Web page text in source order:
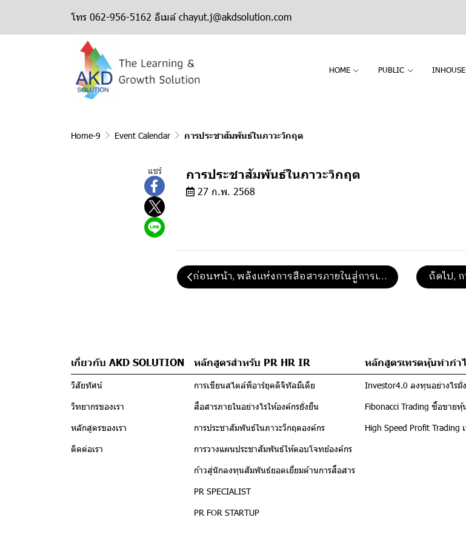
โทร 062-956-5162 อีเมล์ chayut.j@akdsolution.com
HOME PUBLIC INHOUSE
Home-9 Event Calendar การประชาสัมพันธ์ในภาวะวิกฤต
แชร์ การประชาสัมพันธ์ในภาวะวิกฤต
27 ก.พ. 2568
ก่อนหน้า, พลังแห่งการสื่อสารภายในสู่การเติบโต ยั่งยืนถัดไป,
เกี่ยวกับ AKD SOLUTION
วิสัยทัศน์
วิทยากรของเรา
หลักสูตรของเรา
ติดต่อเรา
หลักสูตรสำหรับ PR HR IR
การเขียนสไตล์พีอาร์ยุคดิจิทัลมีเดีย
สื่อสารภายในอย่างไรให้องค์กรยั่งยืน
การประชาสัมพันธ์ในภาวะวิกฤตองค์กร
การวางแผนประชาสัมพันธ์ให้ตอบโจทย์องค์กร
ก้าวสู่นักลงทุนสัมพันธ์ยอดเยี่ยมด้านการสื่อสาร
PR SPECIALIST
PR FOR STARTUP
หลักสูตรเทรดหุ้นทำกำ
Investor4.0 ลงทุนอย่างไรมั่
Fibonacci Trading ซื้อขายหุ้
High Speed Profit Trading